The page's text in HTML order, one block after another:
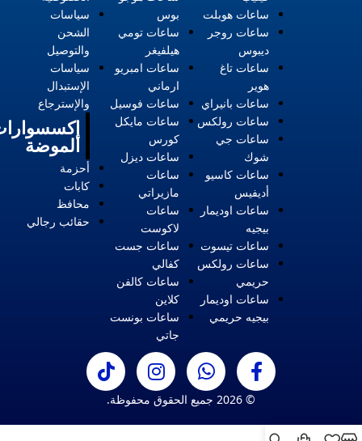
سياسات
الشحن
والتوصيل
سياسات
الإستبدال
والإسترجاع
الموضة
أحزمة
كابات
محافظ
حقائب رجالي
بوس
ساعات تومي
هيلفيغر
ساعات امبريو
ارماني
ساعات فوسيل
ساعات مايكل
كورس
ساعات ديزل
ساعات
مازيراتي
ساعات
لاكوست
ساعات جست
كفالي
ساعات كالفن
كلاين
ساعات بونست
جاتي
ساعات هوبلت
ساعات روجر
ديبوس
ساعات تاغ
هوير
ساعات بانيراي
ساعات رولكس
ساعات جي
شوك
ساعات كاسيو
أديفيس
ساعات اوديمار
بيجيه
ساعات تيسوت
ساعات رولكس
حريمي
ساعات اوديمار
بيجيه حريمي
© 2026 جميع الحقوق محفوظة.